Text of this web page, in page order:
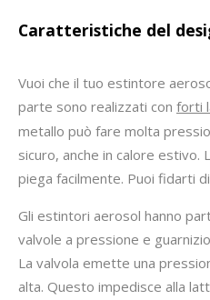
Caratteristiche del
Vuoi che il tuo estintore
parte sono realizzati con forti
metallo può fare molta
sicuro, anche in calore estivo.
piega facilmente. Puoi fidarti
Gli estintori aerosol hanno
valvole a pressione e
La valvola emette una
alta. Questo impedisce alla